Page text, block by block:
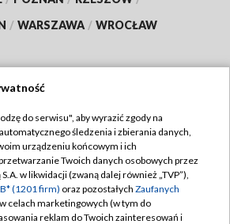
/ WARSZAWA / WROCŁAW
TVP
TVP
Regulamin TVP
Polityka prywatności
Moje zgody
do serwisu", aby wyrazić zgody na
śledzenia i zbierania danych,
urządzeniu końcowym i ich
Twoich danych osobowych przez
w likwidacji (zwaną dalej również „TVP”),
(1201 firm) oraz pozostałych Zaufanych
celach marketingowych (w tym do
reklam do Twoich zainteresowań i